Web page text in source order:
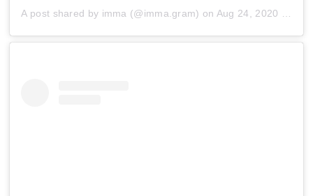
A post shared by imma (@imma.gram) on Aug 24, 2020 at 3:00pm PDT